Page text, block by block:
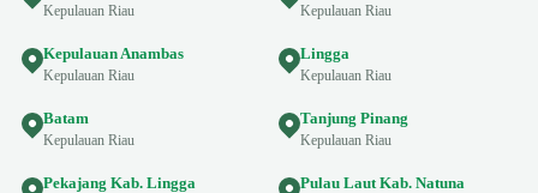
Kepulauan Riau Kepulauan Riau
Kepulauan Anambas
Kepulauan Riau
Lingga
Kepulauan Riau
Batam
Kepulauan Riau
Tanjung Pinang
Kepulauan Riau
Pekajang Kab. Lingga Pulau Laut Kab. Natuna